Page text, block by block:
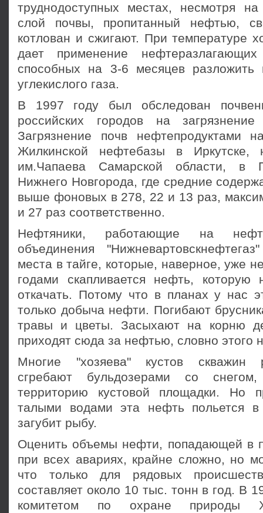
труднодоступных местах, несмотря
слой почвы, пропитанный нефтью,
котлован и сжигают. При температуре
дает применение нефтеразлагающих
способных на 3-6 месяцев
углекислого газа.
В 1997 году был обследован
российских городов на загрязнение
Загрязнение почв нефтепродуктами
Жилкинской нефтебазы в Иркутске,
им.Чапаева Самарской области, в
Нижнего Новгорода, где средние
выше фоновых в 278, 22 и 13 раз,
и 27 раз соответственно.
Нефтяники, работающие на
объединения
места в тайге, которые, наверное, уже
годами скапливается нефть, которую
откачать. Потому что в планах у нас
только добыча нефти. Погибают
травы и цветы. Засыхают на корню
приходят сюда за нефтью, словно этого
Многие "хозяева" кустов скважин
сгребают бульдозерами со
территорию кустовой площадки. Но
талыми водами эта нефть польется
загубит рыбу.
Оценить объемы нефти, попадающей в
при всех авариях, крайне сложно, но
что только для рядовых
составляет около 10 тыс. тонн в год. В
комитетом по охране природы